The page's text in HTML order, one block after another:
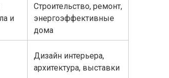
и
Строительство, ремонт,
энергоэффективные
дома
Дизайн интерьера,
архитектура, выставки